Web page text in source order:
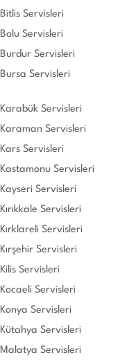
Bitlis Servisleri
Bolu Servisleri
Burdur Servisleri
Bursa Servisleri
Karabük Servisleri
Karaman Servisleri
Kars Servisleri
Kastamonu Servisleri
Kayseri Servisleri
Kırıkkale Servisleri
Kırklareli Servisleri
Kırşehir Servisleri
Kilis Servisleri
Kocaeli Servisleri
Konya Servisleri
Kütahya Servisleri
Malatya Servisleri